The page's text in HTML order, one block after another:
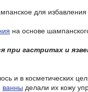
для избавления
на основе
при гастритах и
и в косметических
ванны делали их кожу